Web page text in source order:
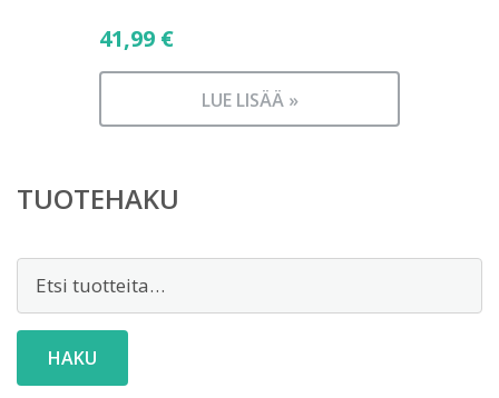
41,99 €
LUE LISÄÄ »
TUOTEHAKU
Etsi:
HAKU